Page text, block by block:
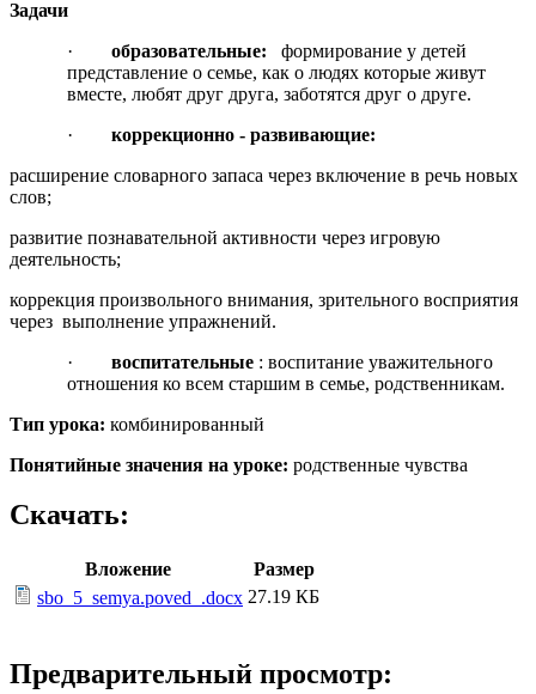
Задачи
· образовательные: формирование у детей
представление о семье, как о людях которые живут
вместе, любят друг друга, заботятся друг о друге.
· коррекционно - развивающие:
расширение словарного запаса через включение в речь новых
слов;
развитие познавательной активности через игровую
деятельность;
коррекция произвольного внимания, зрительного восприятия
через выполнение упражнений.
· воспитательные : воспитание уважительного
отношения ко всем старшим в семье, родственникам.
Тип урока: комбинированный
Понятийные значения на уроке: родственные чувства
Скачать:
Вложение
Размер
sbo_5_semya.poved_.docx 27.19 КБ
Предварительный просмотр: